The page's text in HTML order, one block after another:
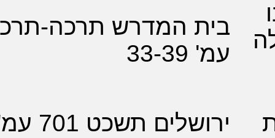
המדרש תרכה-תרכו
תשכט 701 עמ'